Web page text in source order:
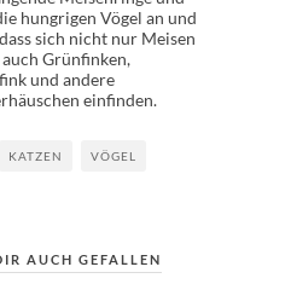
hungrigen Vögel an und
sich nicht nur Meisen
Grünfinken,
und andere
einfinden.
KATZEN VÖGEL
AUCH GEFALLEN